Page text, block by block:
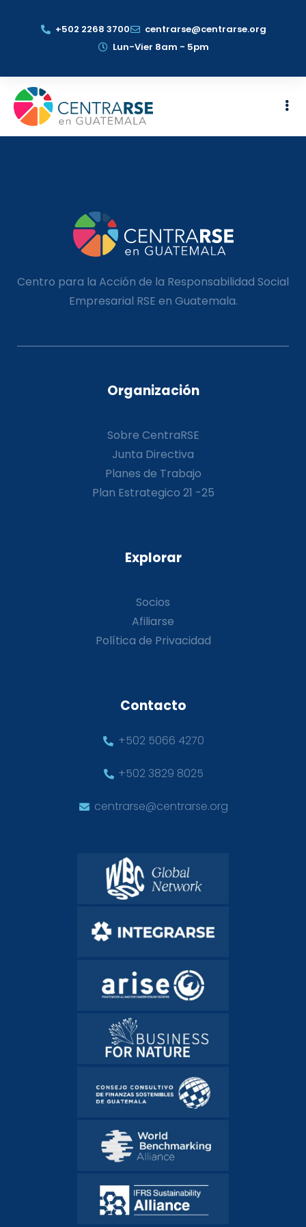
+502 2268 3700
centrarse@centrarse.org
Lun-Vier 8am - 5pm
Centro para la Acción de la Responsabilidad Social
Empresarial RSE en Guatemala.
Organización
Sobre CentraRSE
Junta Directiva
Planes de Trabajo
Plan Estrategico 21 -25
Explorar
Socios
Afiliarse
Política de Privacidad
Contacto
+502 5066 4270
+502 3829 8025
centrarse@centrarse.org